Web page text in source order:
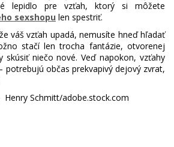
lepidlo pre vzťah, ktorý si môžete
sexshopu len spestriť.
váš vzťah upadá, nemusíte hneď hľadať
stačí len trocha fantázie, otvorenej
skúsiť niečo nové. Veď napokon, vzťahy
potrebujú občas prekvapivý dejový zvrat,
Schmitt/adobe.stock.com